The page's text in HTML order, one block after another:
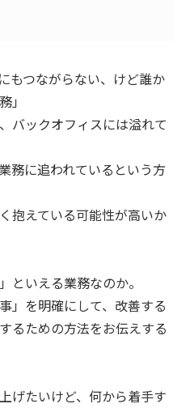
もつながらない、けど誰か
」
バックオフィスには溢れて
務に追われているという方
抱えている可能性が高いか
といえる業務なのか。
」を明確にして、改善する
るための方法をお伝えする
げたいけど、何から着手す